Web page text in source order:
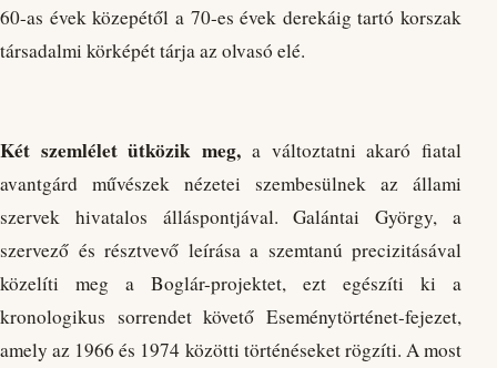
60-as évek közepétől a 70-es évek derekáig tartó korszak
társadalmi körképét tárja az olvasó elé.
Két szemlélet ütközik meg, a változtatni akaró fiatal
avantgárd művészek nézetei szembesülnek az állami
szervek hivatalos álláspontjával. Galántai György, a
szervező és résztvevő leírása a szemtanú precizitásával
közelíti meg a Boglár-projektet, ezt egészíti ki a
kronologikus sorrendet követő Eseménytörténet-fejezet,
amely az 1966 és 1974 közötti történéseket rögzíti. A most